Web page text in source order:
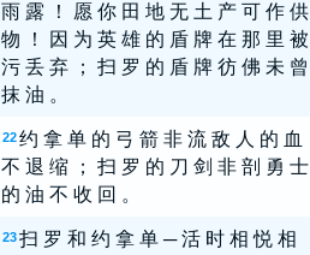
雨 露 ！ 愿 你 田 地 无 土 产 可 作 供
物 ！ 因 为 英 雄 的 盾 牌 在 那 里 被
污 丢 弃 ； 扫 罗 的 盾 牌 彷 佛 未 曾
抹 油 。
22 约 拿 单 的 弓 箭 非 流 敌 人 的 血
不 退 缩 ； 扫 罗 的 刀 剑 非 剖 勇 士
的 油 不 收 回 。
23 扫 罗 和 约 拿 单 ─ 活 时 相 悦 相